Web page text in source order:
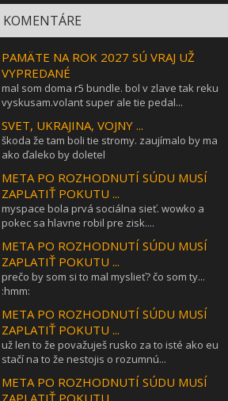
KOMENTÁRE
PAMÄTE NA ROK 2027 SÚ VRAJ UŽ
VYPREDANÉ
mal som doma r5 bundle. bol v zlave tak reku
vyskusam.volant super ale tie pedal...
SVET, UKRAJINA, VOJNY ...
škoda že tam boli tie stromy. zaujímalo by ma
ako ďaleko by doletel
META PO ROZHODNUTÍ SÚDU MUSÍ
ZAPLATIŤ POKUTU ...
myspace bola prvá sociálna sieť. wowko a
pokec sa hlavne robil pre zisk....
META PO ROZHODNUTÍ SÚDU MUSÍ
ZAPLATIŤ POKUTU ...
prečo by som si to mal myslieť? čo som ty...
:hmm:
META PO ROZHODNUTÍ SÚDU MUSÍ
ZAPLATIŤ POKUTU ...
už len to že považuješ rusko za to isté ako eu
stačí na to že nestojis o rozumnú...
META PO ROZHODNUTÍ SÚDU MUSÍ